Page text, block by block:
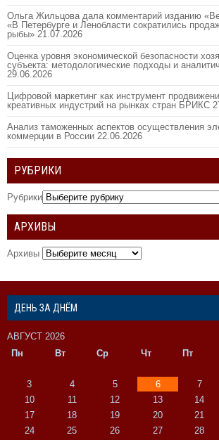
Ольга Жильцова дала комментарий изданию
«В Петербурге и Ленобласти сократились
рыбы» 21.07.2026
Оценка уровня экономической безопасности
субъекта: методологические подходы и
29.06.2026
Цифровой маркетинг как инструмент
креативных индустрий на рынках стран БРИКС
Анализ таможенных аспектов осуществления
коммерции в России 22.06.2026
РУБРИКИ
Рубрики
АРХИВЫ
Архивы
ДЕНЬ ЗА ДНЁМ
АВГУСТ 2026
Пн
Вт Ср Чт Пт
3
4 5 6 7
10
11 12 13 14
17
18 19 20 21
24
25 26 27 28